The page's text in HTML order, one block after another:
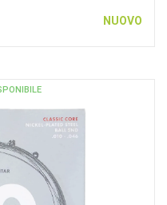
NUOVO